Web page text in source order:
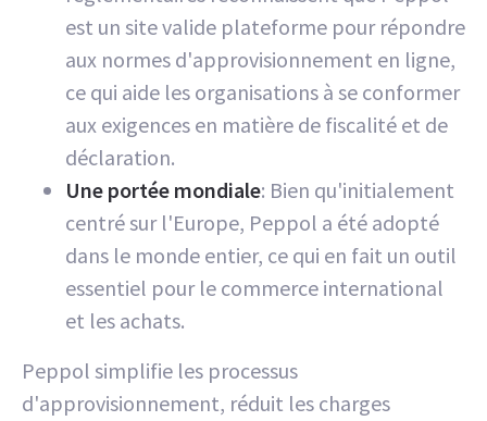
est un site valide plateforme pour répondre
aux normes d'approvisionnement en ligne,
ce qui aide les organisations à se conformer
aux exigences en matière de fiscalité et de
déclaration.
Une portée mondiale: Bien qu'initialement
centré sur l'Europe, Peppol a été adopté
dans le monde entier, ce qui en fait un outil
essentiel pour le commerce international
et les achats.
Peppol simplifie les processus
d'approvisionnement, réduit les charges